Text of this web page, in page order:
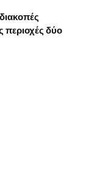
περιοχές δύο